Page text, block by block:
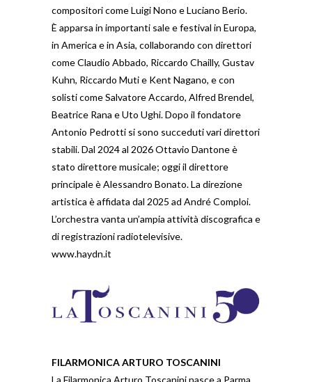
compositori come Luigi Nono e Luciano Berio.
È apparsa in importanti sale e festival in Europa,
in America e in Asia, collaborando con direttori
come Claudio Abbado, Riccardo Chailly, Gustav
Kuhn, Riccardo Muti e Kent Nagano, e con
solisti come Salvatore Accardo, Alfred Brendel,
Beatrice Rana e Uto Ughi. Dopo il fondatore
Antonio Pedrotti si sono succeduti vari direttori
stabili. Dal 2024 al 2026 Ottavio Dantone è
stato direttore musicale; oggi il direttore
principale è Alessandro Bonato. La direzione
artistica è affidata dal 2025 ad André Comploi.
L’orchestra vanta un’ampia attività discografica e
di registrazioni radiotelevisive.
www.haydn.it
FILARMONICA ARTURO TOSCANINI